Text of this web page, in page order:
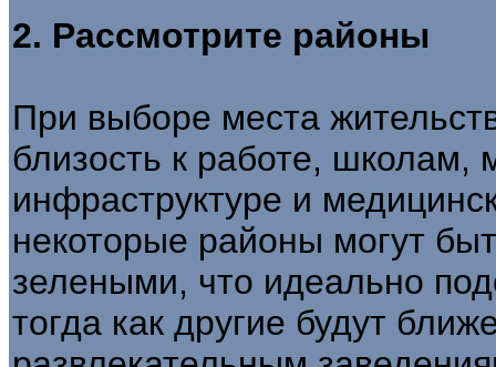
2. Рассмотрите районы
При выборе места
близость к работе, школам,
инфраструктуре и
некоторые районы могут
зелеными, что идеально
тогда как другие будут